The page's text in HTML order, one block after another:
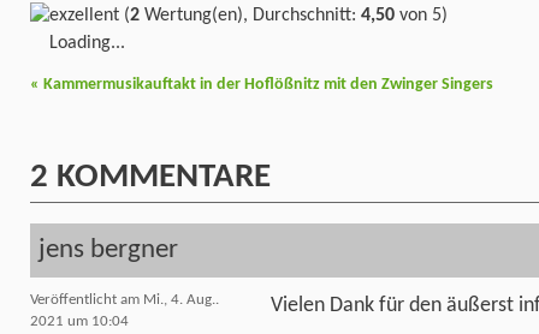
(2 Wertung(en), Durchschnitt: 4,50 von 5)
Loading...
« Kammermusikauftakt in der Hoflößnitz mit den Zwinger Singers
2 KOMMENTARE
jens bergner
Veröffentlicht am Mi., 4. Aug..
2021 um 10:04
Vielen Dank für den äußerst